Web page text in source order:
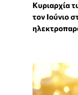
Κυριαρχία
τον Ιούνιο